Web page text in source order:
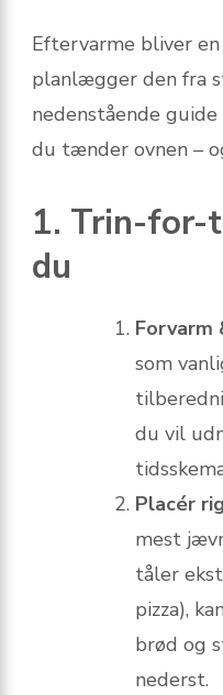
Eftervarme bliver en
planlægger den fra
nedenstående
du tænder ovnen –
1. Trin-for-
du
som
du vil
Placér
mest
tåler
pizza),
brød og
nederst.